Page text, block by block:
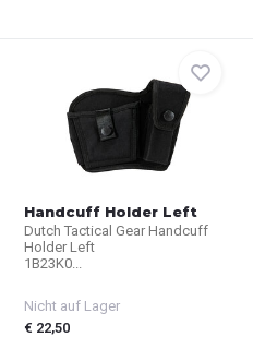
Handcuff Holder Left
Dutch Tactical Gear Handcuff
Holder Left
1B23K0...
Nicht auf Lager
€ 22,50